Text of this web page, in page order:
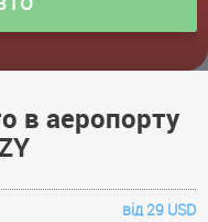
в аеропорту
від 29 USD